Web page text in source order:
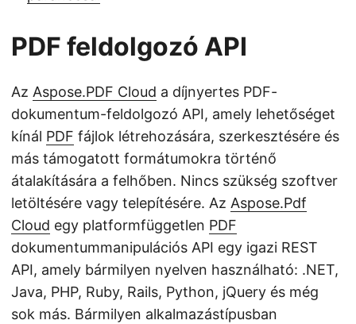
PDF feldolgozó API
Az Aspose.PDF Cloud a díjnyertes PDF-
dokumentum-feldolgozó API, amely lehetőséget
kínál PDF fájlok létrehozására, szerkesztésére és
más támogatott formátumokra történő
átalakítására a felhőben. Nincs szükség szoftver
letöltésére vagy telepítésére. Az Aspose.Pdf
Cloud egy platformfüggetlen PDF
dokumentummanipulációs API egy igazi REST
API, amely bármilyen nyelven használható: .NET,
Java, PHP, Ruby, Rails, Python, jQuery és még
sok más. Bármilyen alkalmazástípusban